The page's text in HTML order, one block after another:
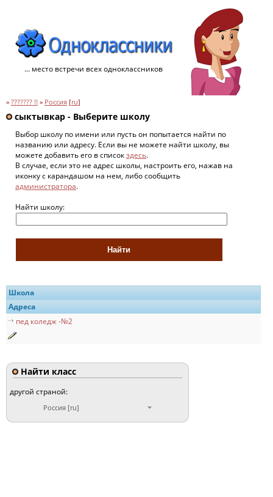
... место встречи всех одноклассников
» ??????? !! » Россия [ru]
сыктывкар - Выберите школу
Выбор школу по имени или пусть он попытается найти по
названию или адресу. Если вы не можете найти школу, вы
можете добавить его в списокздесь.
В случае, если это не адрес школы, настроить его, нажав на
иконку с карандашом на нем, либо сообщить
администратора.
Найти школу:
Школа
Адреса
пед коледж -№2
Найти класс
другой страной:
Россия [ru]